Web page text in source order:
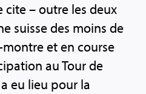
cite – outre les deux
suisse des moins de
et en course
au Tour de
eu lieu pour la